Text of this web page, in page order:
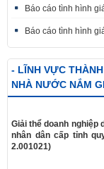
Báo cáo tình hình
Báo cáo tình hình
- LĨNH VỰC
NHÀ NƯỚC NẮM
Giải thể doanh nghiệp
nhân dân cấp tỉnh
2.001021)